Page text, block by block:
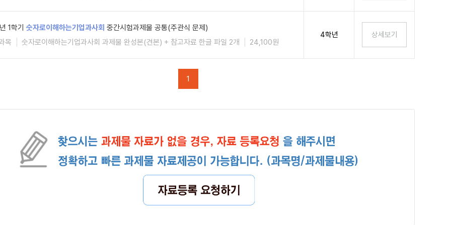
1학기 숫자로이해하는기업과사회 중간시험과제물 공통(주관식 문제)
목
숫자로이해하는기업과사회 과제물 완성본(견본) + 참고자료 한글 파일 2개 24,100원
4학년